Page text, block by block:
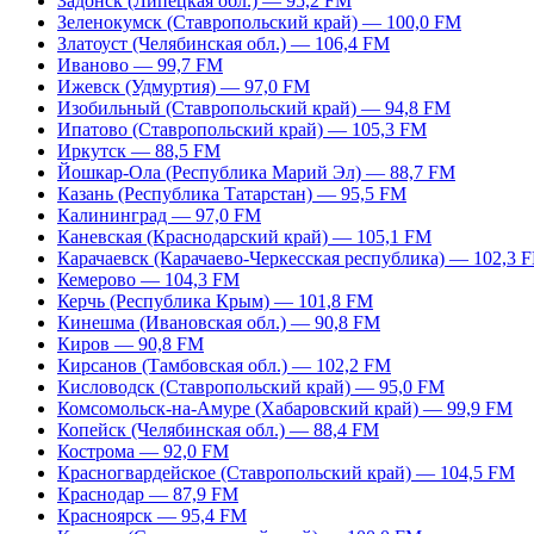
Зеленокумск (Ставропольский край) — 100,0 FM
Златоуст (Челябинская обл.) — 106,4 FM
Иваново — 99,7 FM
Ижевск (Удмуртия) — 97,0 FM
Изобильный (Ставропольский край) — 94,8 FM
Ипатово (Ставропольский край) — 105,3 FM
Иркутск — 88,5 FM
Йошкар-Ола (Республика Марий Эл) — 88,7 FM
Казань (Республика Татарстан) — 95,5 FM
Калининград — 97,0 FM
Каневская (Краснодарский край) — 105,1 FM
Карачаевск (Карачаево-Черкесская республика) — 102,3
Кемерово — 104,3 FM
Керчь (Республика Крым) — 101,8 FM
Кинешма (Ивановская обл.) — 90,8 FM
Киров — 90,8 FM
Кирсанов (Тамбовская обл.) — 102,2 FM
Кисловодск (Ставропольский край) — 95,0 FM
Комсомольск-на-Амуре (Хабаровский край) — 99,9 FM
Копейск (Челябинская обл.) — 88,4 FM
Кострома — 92,0 FM
Красногвардейское (Ставропольский край) — 104,5 FM
Краснодар — 87,9 FM
Красноярск — 95,4 FM